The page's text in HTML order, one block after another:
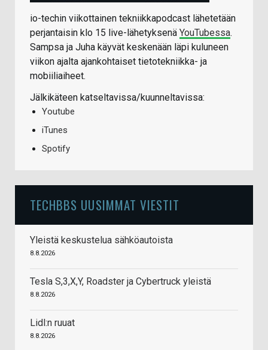
io-techin viikottainen tekniikkapodcast lähetetään
perjantaisin klo 15 live-lähetyksenä YouTubessa.
Sampsa ja Juha käyvät keskenään läpi kuluneen
viikon ajalta ajankohtaiset tietotekniikka- ja
mobiiliaiheet.
Jälkikäteen katseltavissa/kuunneltavissa:
Youtube
iTunes
Spotify
TECHBBS UUSIMMAT VIESTIT
Yleistä keskustelua sähköautoista
8.8.2026
Tesla S,3,X,Y, Roadster ja Cybertruck yleistä
8.8.2026
Lidl:n ruuat
8.8.2026